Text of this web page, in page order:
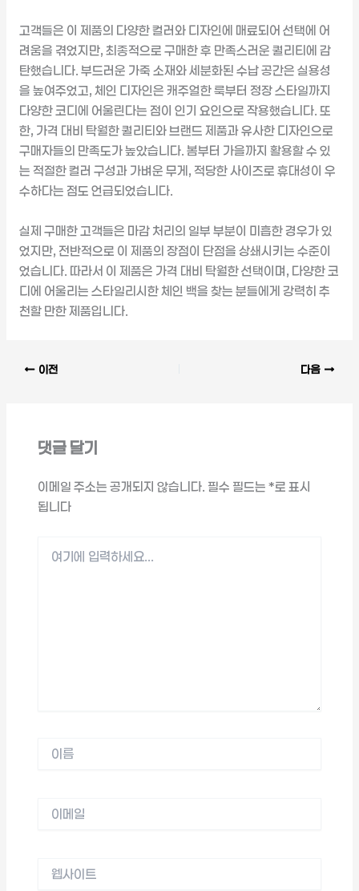
고객들은 이 제품의 다양한 컬러와 디자인에 매료되어 선택에 어
려움을 겪었지만, 최종적으로 구매한 후 만족스러운 퀄리티에 감
탄했습니다. 부드러운 가죽 소재와 세분화된 수납 공간은 실용성
을 높여주었고, 체인 디자인은 캐주얼한 룩부터 정장 스타일까지
다양한 코디에 어울린다는 점이 인기 요인으로 작용했습니다. 또
한, 가격 대비 탁월한 퀄리티와 브랜드 제품과 유사한 디자인으로
구매자들의 만족도가 높았습니다. 봄부터 가을까지 활용할 수 있
는 적절한 컬러 구성과 가벼운 무게, 적당한 사이즈로 휴대성이 우
수하다는 점도 언급되었습니다.
실제 구매한 고객들은 마감 처리의 일부 부분이 미흡한 경우가 있
었지만, 전반적으로 이 제품의 장점이 단점을 상쇄시키는 수준이
었습니다. 따라서 이 제품은 가격 대비 탁월한 선택이며, 다양한 코
디에 어울리는 스타일리시한 체인 백을 찾는 분들에게 강력히 추
천할 만한 제품입니다.
이전 다음
댓글 달기
이메일 주소는 공개되지 않습니다. 필수 필드는*로 표시
됩니다